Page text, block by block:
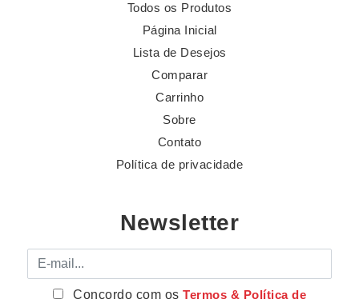
Todos os Produtos
Página Inicial
Lista de Desejos
Comparar
Carrinho
Sobre
Contato
Política de privacidade
Newsletter
E-mail
Concordo com osTermos & Política de